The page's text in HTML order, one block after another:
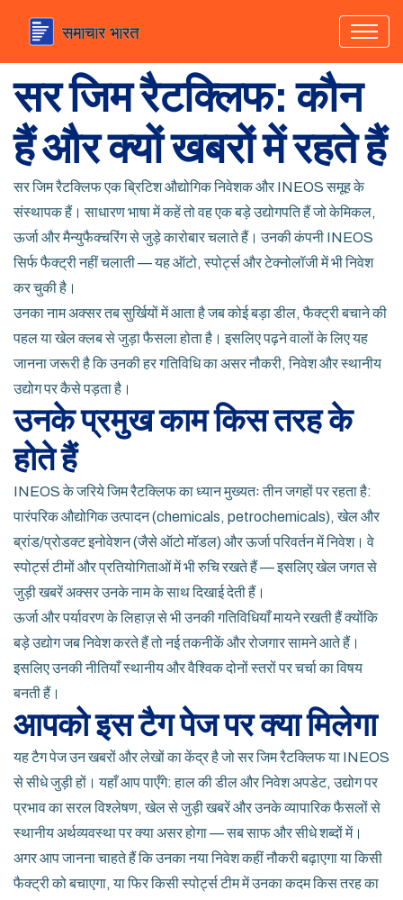
सर जिम रैटक्लिफ: कौन
हैं और क्यों खबरों में रहते हैं
सर जिम रैटक्लिफ एक ब्रिटिश औद्योगिक निवेशक और INEOS समूह के
संस्थापक हैं। साधारण भाषा में कहें तो वह एक बड़े उद्योगपति हैं जो केमिकल,
ऊर्जा और मैन्युफैक्चरिंग से जुड़े कारोबार चलाते हैं। उनकी कंपनी INEOS
सिर्फ फैक्ट्री नहीं चलाती — यह ऑटो, स्पोर्ट्स और टेक्नोलॉजी में भी निवेश
कर चुकी है।
उनका नाम अक्सर तब सुर्खियों में आता है जब कोई बड़ा डील, फैक्ट्री बचाने की
पहल या खेल क्लब से जुड़ा फैसला होता है। इसलिए पढ़ने वालों के लिए यह
जानना जरूरी है कि उनकी हर गतिविधि का असर नौकरी, निवेश और स्थानीय
उद्योग पर कैसे पड़ता है।
उनके प्रमुख काम किस तरह के
होते हैं
INEOS के जरिये जिम रैटक्लिफ का ध्यान मुख्यतः तीन जगहों पर रहता है:
पारंपरिक औद्योगिक उत्पादन (chemicals, petrochemicals), खेल और
ब्रांड/प्रोडक्ट इनोवेशन (जैसे ऑटो मॉडल) और ऊर्जा परिवर्तन में निवेश। वे
स्पोर्ट्स टीमों और प्रतियोगिताओं में भी रुचि रखते हैं — इसलिए खेल जगत से
जुड़ी खबरें अक्सर उनके नाम के साथ दिखाई देती हैं।
ऊर्जा और पर्यावरण के लिहाज़ से भी उनकी गतिविधियाँ मायने रखती हैं क्योंकि
बड़े उद्योग जब निवेश करते हैं तो नई तकनीकें और रोजगार सामने आते हैं।
इसलिए उनकी नीतियाँ स्थानीय और वैश्विक दोनों स्तरों पर चर्चा का विषय
बनती हैं।
आपको इस टैग पेज पर क्या मिलेगा
यह टैग पेज उन खबरों और लेखों का केंद्र है जो सर जिम रैटक्लिफ या INEOS
से सीधे जुड़ी हों। यहाँ आप पाएँगे: हाल की डील और निवेश अपडेट, उद्योग पर
प्रभाव का सरल विश्लेषण, खेल से जुड़ी खबरें और उनके व्यापारिक फैसलों से
स्थानीय अर्थव्यवस्था पर क्या असर होगा — सब साफ और सीधे शब्दों में।
अगर आप जानना चाहते हैं कि उनका नया निवेश कहीं नौकरी बढ़ाएगा या किसी
फैक्ट्री को बचाएगा, या फिर किसी स्पोर्ट्स टीम में उनका कदम किस तरह का